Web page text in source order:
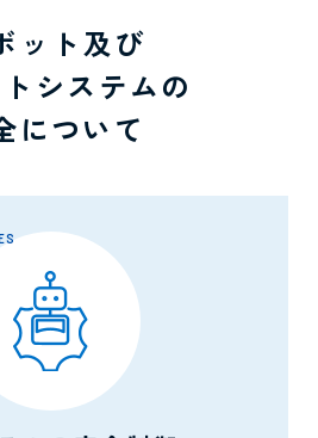
ット及び
システムの
について